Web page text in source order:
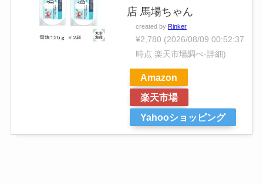
店 馬場ちゃん
created by Rinker
¥2,780 (2026/08/09 00:52:37
時点 楽天市場調べ-詳細)
Amazon
楽天市場
Yahooショッピング